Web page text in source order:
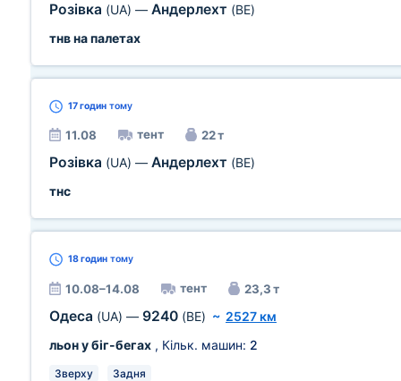
Розівка (UA) — Андерлехт (BE)
тнв на палетах
17 годин тому
11.08 тент 22 т
Розівка (UA) — Андерлехт (BE)
тнс
18 годин тому
10.08–14.08 тент 23,3 т
Одеса (UA) — 9240 (BE) ~ 2527 км
льон у біг-бегах , Кільк. машин: 2
Зверху Задня